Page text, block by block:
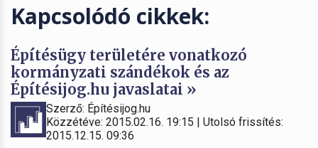
Kapcsolódó cikkek:
Építésügy területére vonatkozó
kormányzati szándékok és az
Építésijog.hu javaslatai »
Szerző: Építésijog.hu
Közzétéve: 2015.02.16. 19:15 | Utolsó frissítés:
2015.12.15. 09:36